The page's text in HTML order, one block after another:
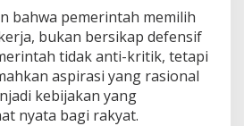
bahwa pemerintah memilih
bukan bersikap defensif
tidak anti-kritik, tetapi
aspirasi yang rasional
kebijakan yang
nyata bagi rakyat.